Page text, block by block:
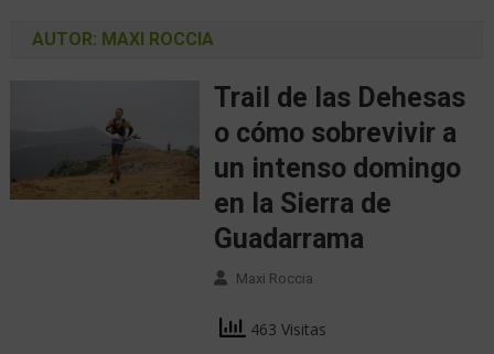
AUTOR: MAXI ROCCIA
Trail de las Dehesas
o cómo sobrevivir a
un intenso domingo
en la Sierra de
Guadarrama
Maxi Roccia
463 Visitas